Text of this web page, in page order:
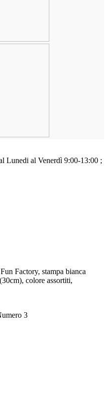
Lunedi al Venerdì 9:00-13:00 ;
Factory, stampa bianca
colore assortiti,
3